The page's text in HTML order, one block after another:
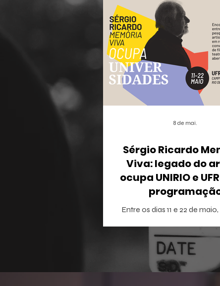
Sérgio Ricardo
Viva: legado do
ocupa UNIRIO e
Entre os dias 11 e 22 de
Memória Viva Ocupa
iniciativa que leva o vasto
filosofia de um dos maiores
cultura brasileira para o centro
8 de mai.